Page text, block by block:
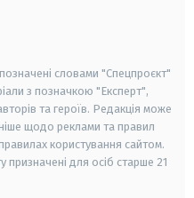
словами "Спецпроєкт"
з позначкою "Експерт",
та героїв. Редакція може
щодо реклами та правил
користування сайтом.
призначені для осіб старше 21